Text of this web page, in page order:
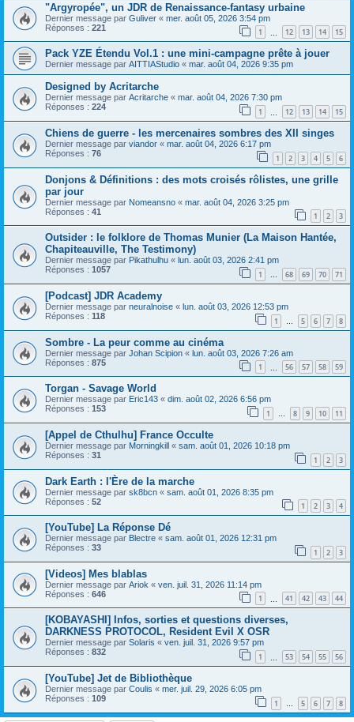
"Argyropée", un JDR de Renaissance-fantasy urbaine
Dernier message par Guliver « mer. août 05, 2026 3:54 pm
Réponses : 221 1 12 13 14 15
Pack YZE Étendu Vol.1 : une mini-campagne prête à jouer
Dernier message par AITTIAStudio « mar. août 04, 2026 9:35 pm
Designed by Acritarche
Dernier message par Acritarche « mar. août 04, 2026 7:30 pm
Réponses : 224 1 12 13 14 15
Chiens de guerre - les mercenaires sombres des XII singes
Dernier message par viandor « mar. août 04, 2026 6:17 pm
Réponses : 76 1 2 3 4 5 6
Donjons & Définitions : des mots croisés rôlistes, une grille
par jour
Dernier message par Nomeansno « mar. août 04, 2026 3:25 pm
Réponses : 41 1 2 3
Outsider : le folklore de Thomas Munier (La Maison Hantée,
Chapiteauville, The Testimony)
Dernier message par Pikathulhu « lun. août 03, 2026 2:41 pm
Réponses : 1057 1 … 68 69 70 71
[Podcast] JDR Academy
Dernier message par neuralnoise « lun. août 03, 2026 12:53 pm
Réponses : 118 1 … 5 6 7 8
Sombre - La peur comme au cinéma
Dernier message par Johan Scipion « lun. août 03, 2026 7:26 am
Réponses : 875 1 56 57 58 59
Torgan - Savage World
Dernier message par Eric143 « dim. août 02, 2026 6:56 pm
Réponses : 153 1 … 8 9 10 11
[Appel de Cthulhu] France Occulte
Dernier message par Morningkill « sam. août 01, 2026 10:18 pm
Réponses : 31 1 2 3
Dark Earth : l'Ère de la marche
Dernier message par sk8bcn « sam. août 01, 2026 8:35 pm
Réponses : 52 1 2 3 4
[YouTube] La Réponse Dé
Dernier message par Blectre « sam. août 01, 2026 12:31 pm
Réponses : 33 1 2 3
[Videos] Mes blablas
Dernier message par Ariok « ven. juil. 31, 2026 11:14 pm
Réponses : 646 1 41 42 43 44
[KOBAYASHI] Infos, sorties et questions diverses,
DARKNESS PROTOCOL, Resident Evil X OSR
Dernier message par Solaris « ven. juil. 31, 2026 9:57 pm
Réponses : 832 1 53 54 55 56
[YouTube] Jet de Bibliothèque
Dernier message par Coulis « mer. juil. 29, 2026 6:05 pm
Réponses : 109 1 … 5 6 7 8